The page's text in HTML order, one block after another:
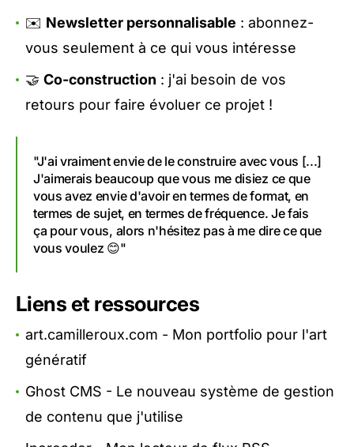
✉️ Newsletter personnalisable : abonnez-
vous seulement à ce qui vous intéresse
🤝 Co-construction : j'ai besoin de vos
retours pour faire évoluer ce projet !
"J'ai vraiment envie de le construire avec vous [...]
J'aimerais beaucoup que vous me disiez ce que
vous avez envie d'avoir en termes de format, en
termes de sujet, en termes de fréquence. Je fais
ça pour vous, alors n'hésitez pas à me dire ce que
vous voulez 😊"
Liens et ressources
art.camilleroux.com - Mon portfolio pour l'art
génératif
Ghost CMS - Le nouveau système de gestion
de contenu que j'utilise